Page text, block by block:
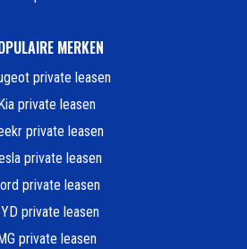
MERKEN
private leasen
Kia private leasen
private leasen
private leasen
private leasen
private leasen
MG private leasen